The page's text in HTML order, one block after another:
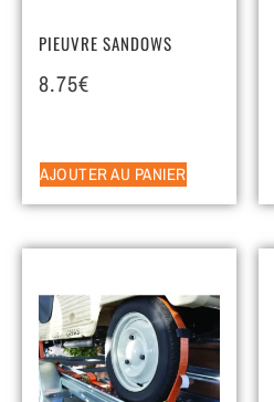
PIEUVRE SANDOWS
8.75€
AJOUTER AU PANIER